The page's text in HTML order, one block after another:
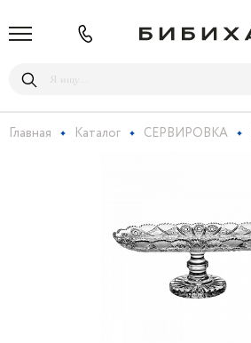
Главная Каталог СЕРВИРОВКА